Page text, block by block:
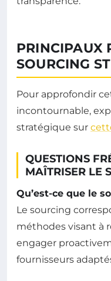
PRINCIPAUX
SOURCING
Pour approfondir
incontournable,
stratégique sur
QUESTIONS
MAÎTRISER LE
Qu’est-ce que le
Le sourcing
méthodes visant à
engager
fournisseurs